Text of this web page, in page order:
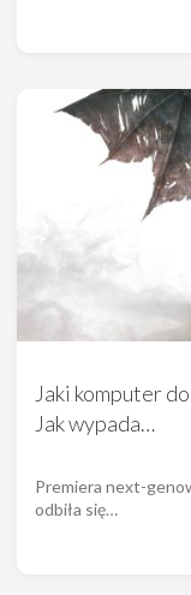
Jaki komputer
Jak wypada…
Premiera next-
odbiła się…